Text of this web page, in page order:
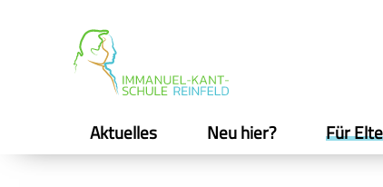
Aktuelles Neu hier? Für